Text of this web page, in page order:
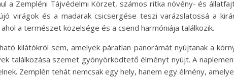
a Zempléni Tájvédelmi Körzet, számos ritka növény- és
virágok és a madarak csicsergése teszi varázslatossá a
a természet közelsége és a csend harmóniája találkozik.
kilátókról sem, amelyek páratlan panorámát nyújtanak a
találkozása szemet gyönyörködtető élményt nyújt. A
Zemplén tehát nemcsak egy hely, hanem egy élmény,